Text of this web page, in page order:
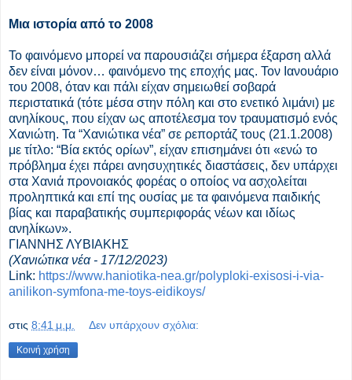
Μια ιστορία από το 2008
Το φαινόμενο μπορεί να παρουσιάζει σήμερα έξαρση αλλά
δεν είναι μόνον… φαινόμενο της εποχής μας. Τον Ιανουάριο
του 2008, όταν και πάλι είχαν σημειωθεί σοβαρά
περιστατικά (τότε μέσα στην πόλη και στο ενετικό λιμάνι) με
ανηλίκους, που είχαν ως αποτέλεσμα τον τραυματισμό ενός
Χανιώτη. Τα “Χανιώτικα νέα” σε ρεπορτάζ τους (21.1.2008)
με τίτλο: “Βία εκτός ορίων”, είχαν επισημάνει ότι «ενώ το
πρόβλημα έχει πάρει ανησυχητικές διαστάσεις, δεν υπάρχει
στα Χανιά προνοιακός φορέας ο οποίος να ασχολείται
προληπτικά και επί της ουσίας με τα φαινόμενα παιδικής
βίας και παραβατικής συμπεριφοράς νέων και ιδίως
ανηλίκων».
ΓΙΑΝΝΗΣ ΛΥΒΙΑΚΗΣ
(Χανιώτικα νέα - 17/12/2023)
Link: https://www.haniotika-nea.gr/polyploki-exisosi-i-via-
anilikon-symfona-me-toys-eidikoys/
στις 8:41 μ.μ. Δεν υπάρχουν σχόλια:
Κοινή χρήση